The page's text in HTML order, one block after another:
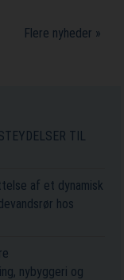
Flere nyheder »
TIL
af et dynamisk
hos
nybyggeri og